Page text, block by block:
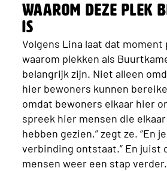
Waarom deze plek
is
Volgens Lina laat dat moment
waarom plekken als
belangrijk zijn. Niet alleen
hier bewoners kunnen
omdat bewoners elkaar hier
spreek hier mensen die
hebben gezien,” zegt ze. “En
verbinding ontstaat.” En juist
mensen weer een stap verder.